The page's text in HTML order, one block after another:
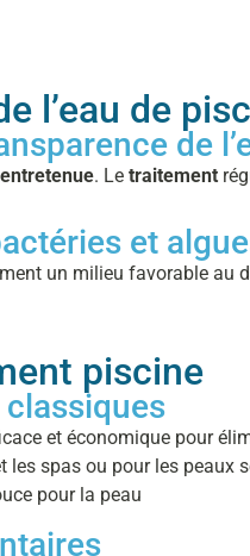
l’eau de
de
. Le traitement
et
un milieu favorable au
piscine
et économique pour
spas ou pour les peaux
pour la peau